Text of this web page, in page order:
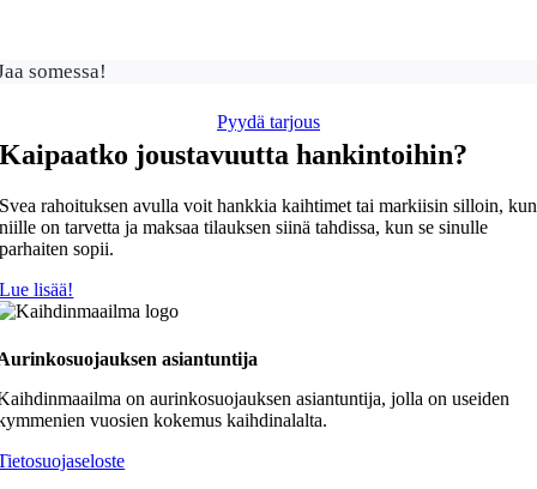
somessa!
Pyydä tarjous
Kaipaatko joustavuutta hankintoihin?
Svea rahoituksen avulla voit hankkia kaihtimet tai markiisin silloin, kun
niille on tarvetta ja maksaa tilauksen siinä tahdissa, kun se sinulle
parhaiten sopii.
Lue lisää!
asiantuntija
on aurinkosuojauksen asiantuntija, jolla on useiden
vuosien kokemus kaihdinalalta.